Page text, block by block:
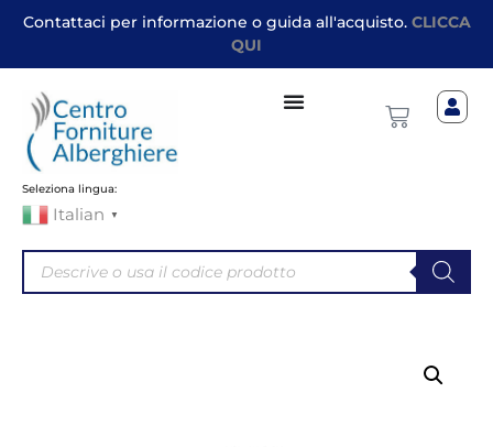
Contattaci per informazione o guida all'acquisto. CLICCA
QUI
Seleziona lingua:
Italian ▼